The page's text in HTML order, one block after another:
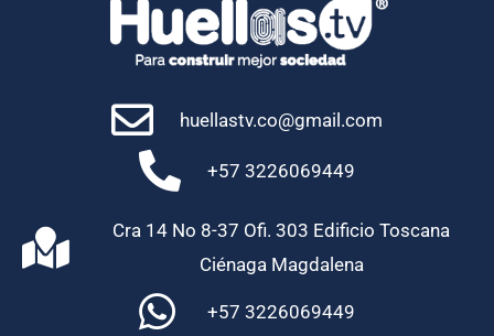
huellastv.co@gmail.com
+57 3226069449
Cra 14 No 8-37 Ofi. 303 Edificio Toscana
Ciénaga Magdalena
+57 3226069449